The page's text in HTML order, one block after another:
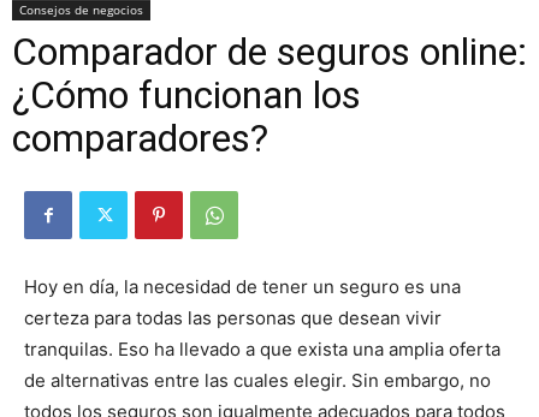
Consejos de negocios
Comparador de seguros online:
¿Cómo funcionan los
comparadores?
Hoy en día, la necesidad de tener un seguro es una
certeza para todas las personas que desean vivir
tranquilas. Eso ha llevado a que exista una amplia oferta
de alternativas entre las cuales elegir. Sin embargo, no
todos los seguros son igualmente adecuados para todos